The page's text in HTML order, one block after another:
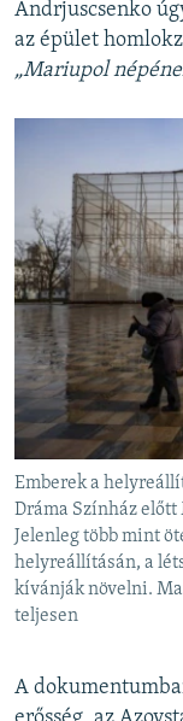
Andrjuscsenko
az épület
„Mariupol
Emberek a
Dráma Színház
Jelenleg több mint
helyreállításán, a
kívánják növelni.
teljesen
A